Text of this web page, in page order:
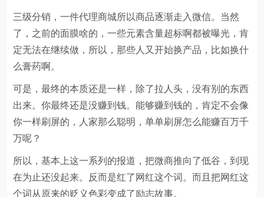
三级分销，一件代理商城所以商品逐渐走入微信。当然
了，之前的面膜啥的，一些元素含量超标啊都被曝光，肯
定无法在继续做，所以，那些人又开始换产品，比如换什
么膏药啊。
可是，最终的本质还是一样，除了拉人头，没有别的东西
出来。你最终还是没赚到钱。能够赚到钱的，肯定不会像
你一样刷屏的，人家那么聪明，单单刷屏怎么能赚百万千
万呢？
所以，基本上这一系列的报道，把微商推向了低谷，到现
在为止还没起来。反而是红了网红这个词。而且把网红这
个词从原来的贬义色彩变成了励志故事。